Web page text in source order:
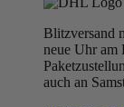
Blitzversand
neue Uhr am
auch an